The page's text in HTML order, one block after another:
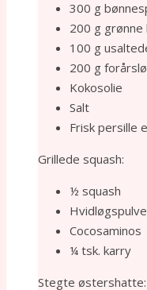
300 g
200 g
100 g
200 g
Kokosolie
Salt
Frisk persille
Grillede squash:
½ squash
Cocosaminos
¼ tsk. karry
Stegte østershatte: